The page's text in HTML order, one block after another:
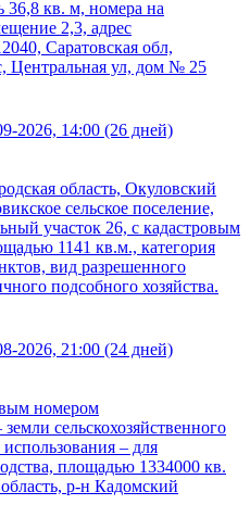
кв. м, номера на
2,3, адрес
Саратовская обл,
Центральная ул, дом № 25
2026, 14:00 (26 дней)
область, Окуловский
сельское поселение,
участок 26, с кадастровым
1141 кв.м., категория
вид разрешенного
подсобного хозяйства.
2026, 21:00 (24 дней)
номером
сельскохозяйственного
– для
площадью 1334000 кв.
р-н Кадомский